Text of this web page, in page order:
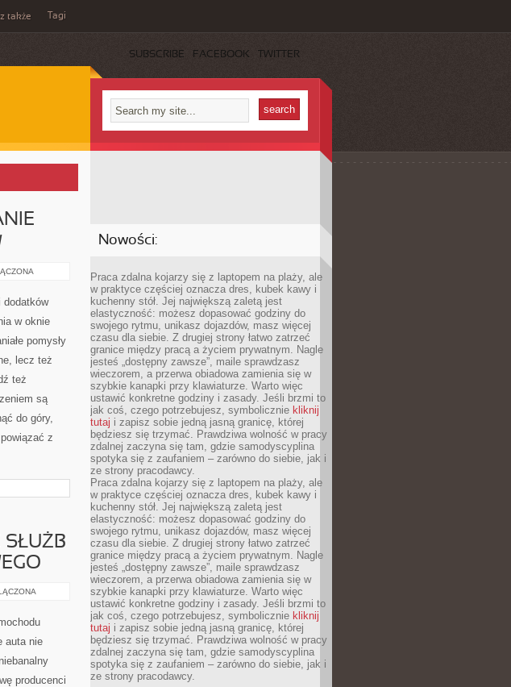
także Tagi
SUBSCRIBE FACEBOOK TWITTER
dodatków
w oknie
pomysły
lecz też
też
są
do góry,
z
SŁUŻB
auta nie
producenci
Nowości:
Praca zdalna kojarzy się z laptopem na plaży, ale
w praktyce częściej oznacza dres, kubek kawy i
kuchenny stół. Jej największą zaletą jest
elastyczność: możesz dopasować godziny do
swojego rytmu, unikasz dojazdów, masz więcej
czasu dla siebie. Z drugiej strony łatwo zatrzeć
granice między pracą a życiem prywatnym. Nagle
jesteś „dostępny zawsze”, maile sprawdzasz
wieczorem, a przerwa obiadowa zamienia się w
szybkie kanapki przy klawiaturze. Warto więc
ustawić konkretne godziny i zasady. Jeśli brzmi to
jak coś, czego potrzebujesz, symbolicznie kliknij
tutaj i zapisz sobie jedną jasną granicę, której
będziesz się trzymać. Prawdziwa wolność w pracy
zdalnej zaczyna się tam, gdzie samodyscyplina
spotyka się z zaufaniem – zarówno do siebie, jak i
ze strony pracodawcy.
Praca zdalna kojarzy się z laptopem na plaży, ale
w praktyce częściej oznacza dres, kubek kawy i
kuchenny stół. Jej największą zaletą jest
elastyczność: możesz dopasować godziny do
swojego rytmu, unikasz dojazdów, masz więcej
czasu dla siebie. Z drugiej strony łatwo zatrzeć
granice między pracą a życiem prywatnym. Nagle
jesteś „dostępny zawsze”, maile sprawdzasz
wieczorem, a przerwa obiadowa zamienia się w
szybkie kanapki przy klawiaturze. Warto więc
ustawić konkretne godziny i zasady. Jeśli brzmi to
jak coś, czego potrzebujesz, symbolicznie kliknij
tutaj i zapisz sobie jedną jasną granicę, której
będziesz się trzymać. Prawdziwa wolność w pracy
zdalnej zaczyna się tam, gdzie samodyscyplina
spotyka się z zaufaniem – zarówno do siebie, jak i
ze strony pracodawcy.